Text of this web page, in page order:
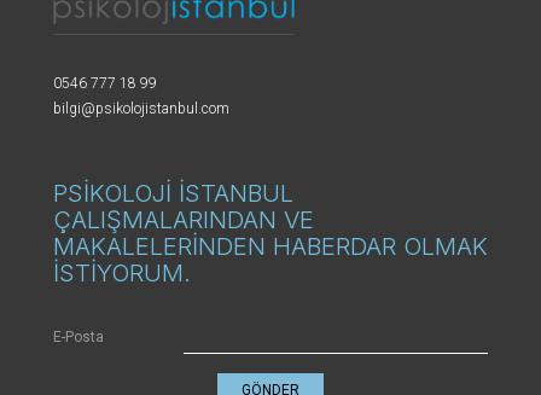
0546 777 18 99
bilgi@psikolojistanbul.com
PSİKOLOJİ İSTANBUL
ÇALIŞMALARINDAN VE
MAKALELERİNDEN HABERDAR OLMAK
İSTİYORUM.
E-Posta
GÖNDER